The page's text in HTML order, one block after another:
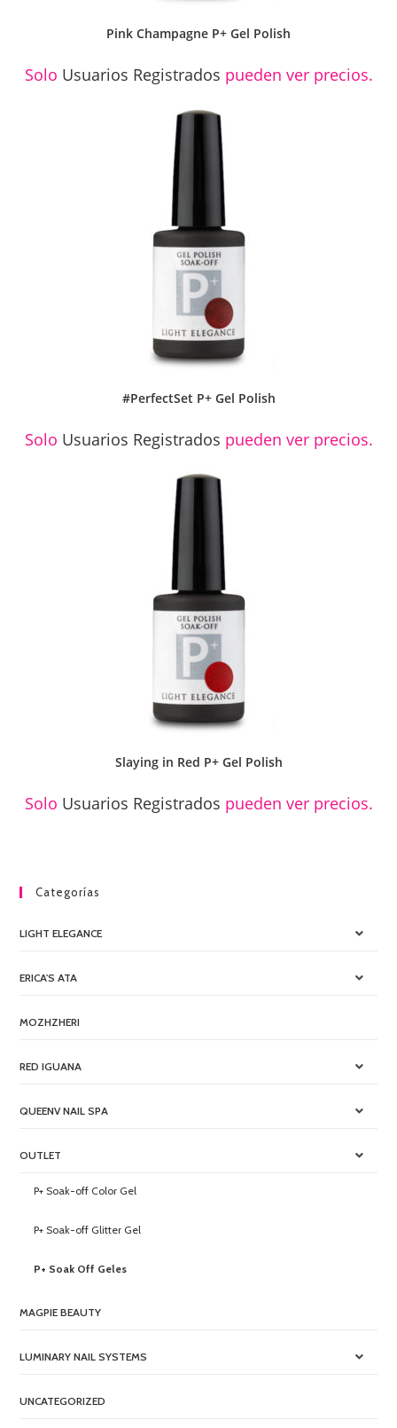
Pink Champagne P+ Gel Polish
Solo Usuarios Registrados pueden ver precios.
#PerfectSet P+ Gel Polish
Solo Usuarios Registrados pueden ver precios.
Slaying in Red P+ Gel Polish
Solo Usuarios Registrados pueden ver precios.
Categorías
LIGHT ELEGANCE
ERICA'S ATA
MOZHZHERI
RED IGUANA
QUEENV NAIL SPA
OUTLET
P+ Soak-off Color Gel
P+ Soak-off Glitter Gel
P+ Soak Off Geles
MAGPIE BEAUTY
LUMINARY NAIL SYSTEMS
UNCATEGORIZED